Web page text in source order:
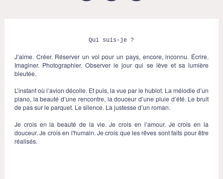
Qui suis-je ?
J’aime. Créer. Réserver un vol pour un pays, encore, inconnu. Écrire.
Imaginer. Photographier. Observer le jour qui se lève et sa lumière
bleutée.
L’instant où l’avion décolle. Et puis, la vue par le hublot. La mélodie d’un
piano, la beauté d’une rencontre, la douceur d’une pluie d’été. Le bruit
de pas sur le parquet. Le silence. La justesse d’un roman.
Je crois en la beauté de la vie. Je crois en l’amour. Je crois en la
douceur. Je crois en l'humain. Je crois que les rêves sont faits pour être
réalisés.